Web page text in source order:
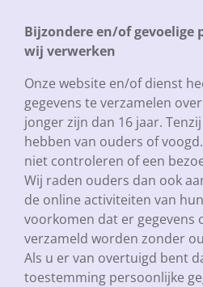
Bijzondere en/of gevoelige
wij verwerken
Onze website en/of dienst
gegevens te verzamelen
jonger zijn dan 16 jaar.
hebben van ouders of
niet controleren of een
Wij raden ouders dan ook
de online activiteiten van
voorkomen dat er gegevens
verzameld worden zonder
Als u er van overtuigd bent
toestemming persoonlijke